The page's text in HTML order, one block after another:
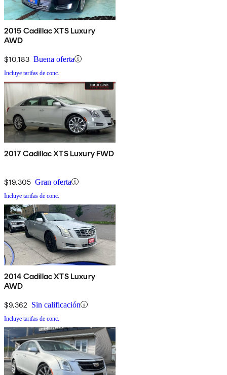
2015 Cadillac XTS Luxury
AWD
$10,183 Buena oferta
Incluye tarifas de conc.
2017 Cadillac XTS Luxury FWD
$19,305 Gran oferta
Incluye tarifas de conc.
2014 Cadillac XTS Luxury
AWD
$9,362 Sin calificación
Incluye tarifas de conc.